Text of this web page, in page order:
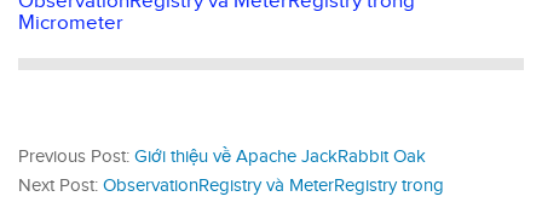
Micrometer
Previous Post: Giới thiệu về Apache JackRabbit Oak
Next Post: ObservationRegistry và MeterRegistry trong